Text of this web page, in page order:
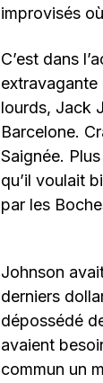
improvisés
C’est dans
extravagante
lourds, Jack
Barcelone.
Saignée.
qu’il voulait
par les
Johnson
derniers
dépossédé
avaient
commun un